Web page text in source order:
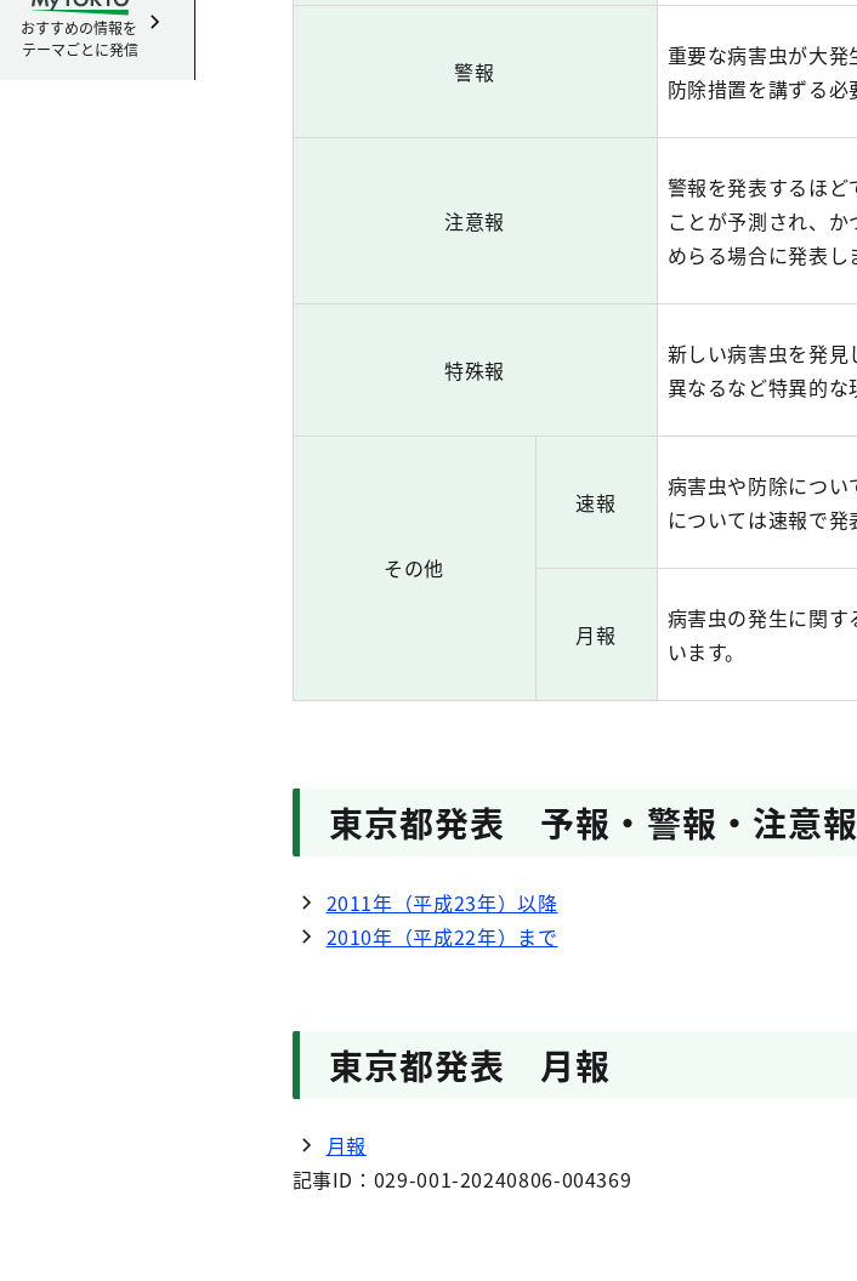
おすすめの情報を
テーマごとに発信
警報
重要な病害虫が大
防除措置を講ずる必
注意報
警報を発表するほ
ことが予測され、
めらる場合に発表し
特殊報
新しい病害虫を発
異なるなど特異的な
その他
速報
病害虫や防除につ
については速報で発
月報
病害虫の発生に関
います。
東京都発表 予報・警報・注意
2011年（平成23年）以降
2010年（平成22年）まで
東京都発表 月報
月報
記事ID：029-001-20240806-004369